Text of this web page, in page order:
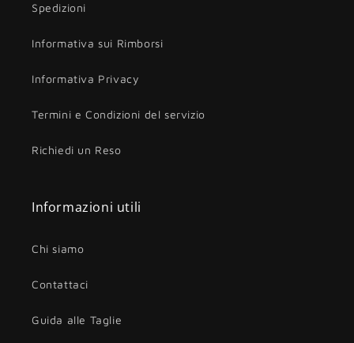
Spedizioni
Informativa sui Rimborsi
Informativa Privacy
Termini e Condizioni del servizio
Richiedi un Reso
Informazioni utili
Chi siamo
Contattaci
Guida alle Taglie